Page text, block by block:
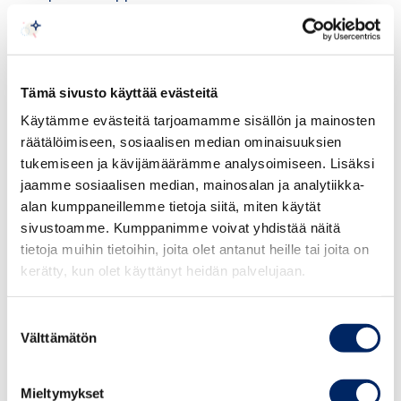
Tämä sivusto käyttää evästeitä
Käytämme evästeitä tarjoamamme sisällön ja mainosten
räätälöimiseen, sosiaalisen median ominaisuuksien
tukemiseen ja kävijämäärämme analysoimiseen. Lisäksi
jaamme sosiaalisen median, mainosalan ja analytiikka-
alan kumppaneillemme tietoja siitä, miten käytät
sivustoamme. Kumppanimme voivat yhdistää näitä
tietoja muihin tietoihin, joita olet antanut heille tai joita on
kerätty, kun olet käyttänyt heidän palvelujaan.
valinta
Välttämätön
Mieltymykset
epätasapuolinen.
“Suomen sijainti Euroopan reunalla tarkoittaa, että meille
kohdistuu enemmän EU:n sisäisiä päästökaupan alaisia
merilogistiikan kilpailukyvyn näkökulmasta on tärkeää
varmistaa, että IMO-mekanismin jatkovalmistelussa
huomioidaan talvimerenkulun asettamat vaatimukset
alusten jäissäkulkukyvylle”, toteaa Suomen Satamien
toimitusjohtaja Piia Karjalainen.
IMO:n sääntely lisäisi vähäpäästöisten energiamuotojen
ja teknologioiden kysyntää meriliikenteessä. Suomen
polttoaineita käyttävien alusten ja niiden laitteistojen
päästömaksujärjestelmän etenemisestä hidastaa